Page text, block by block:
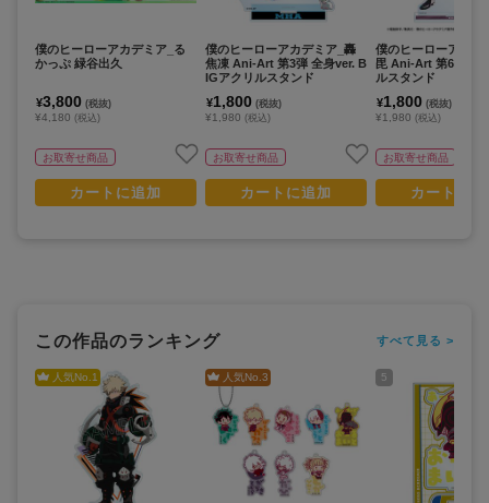
僕のヒーローアカデミア_る
かっぷ 緑谷出久
¥3,800 (税抜)
¥4,180 (税込)
お取寄せ商品
カートに追加
僕のヒーローアカデミア_轟
焦凍 Ani-Art 第3弾 全身ver. B
IGアクリルスタンド
¥1,800 (税抜)
¥1,980 (税込)
お取寄せ商品
カートに追加
僕のヒーローアカデ
毘 Ani-Art 第6弾
ルスタンド
¥1,800 (税抜)
¥1,980 (税込)
お取寄せ商品
カートに
この作品のランキング すべて見る >
人気No.1 人気No.3 5